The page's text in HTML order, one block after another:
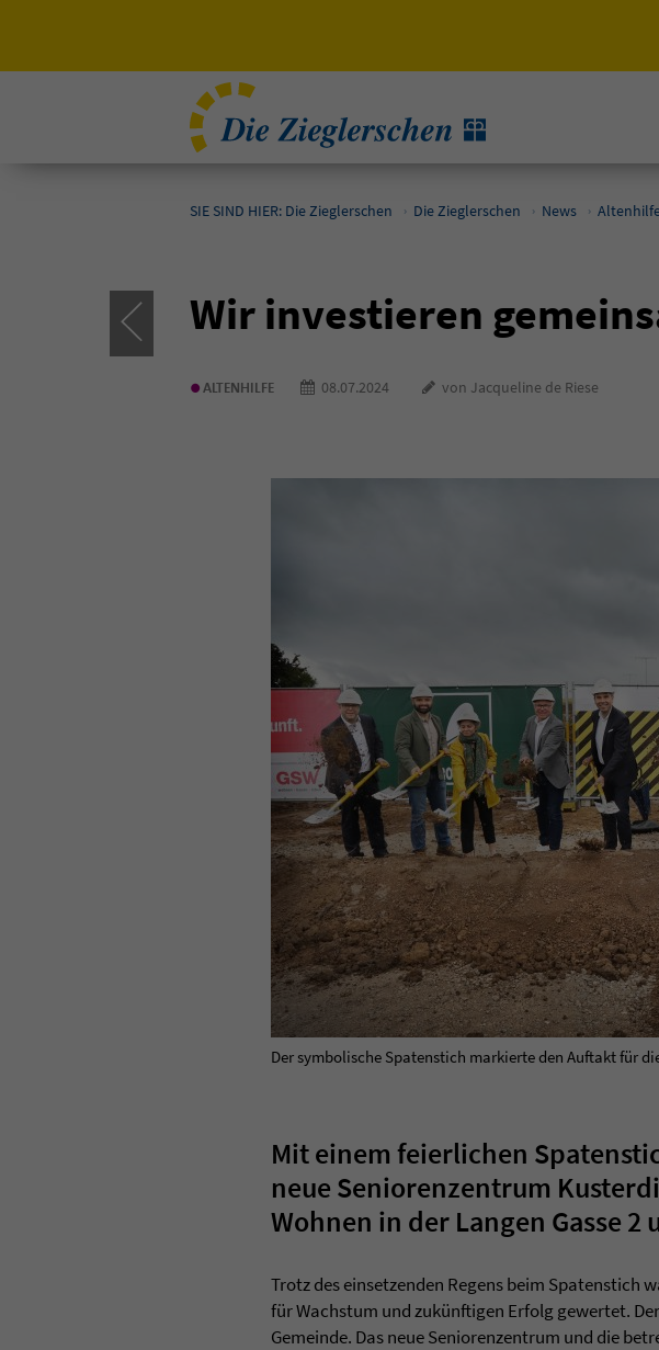
SIE SIND HIER: Die Zieglerschen Die Zieglerschen News
Wir investieren
•ALTENHILFE 08.07.2024 von Jacqueline de Riese
Der symbolische Spatenstich markierte den Auftakt für
Mit einem feierlichen
neue Seniorenzentrum
Wohnen in der Langen Gasse 2
Trotz des einsetzenden Regens beim
für Wachstum und zukünftigen Erfolg gewertet.
Gemeinde. Das neue Seniorenzentrum und die